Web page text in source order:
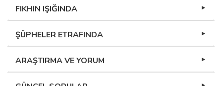
FIKHIN IŞIĞINDA
ŞÜPHELER ETRAFINDA
ARAŞTIRMA VE YORUM